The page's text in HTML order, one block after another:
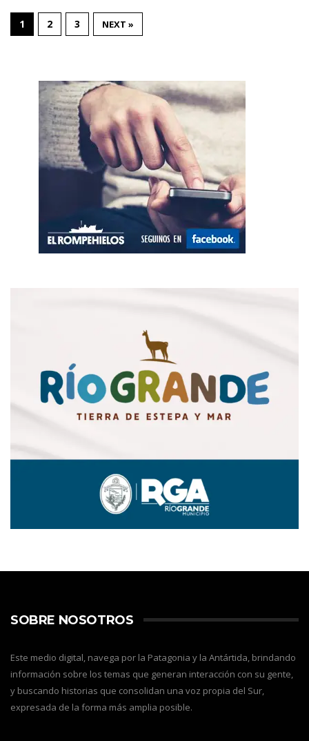
1 2 3 NEXT »
SOBRE NOSOTROS
Este medio digital, navega por la Patagonia y la Antártida, brindando
información sobre los temas que generan interacción con su gente,
y buscando historias que consolidan una voz propia del Sur,
expresada de la forma más amplia posible.